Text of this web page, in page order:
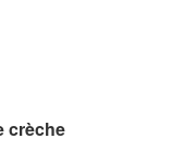
crèche